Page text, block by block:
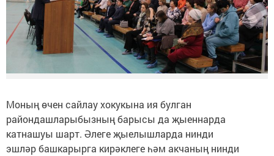
Моның өчен сайлау хокукына ия булган
райондашларыбызның барысы да җыеннарда
катнашуы шарт. Әлеге җыелышларда нинди
эшләр башкарырга кирәклеге һәм акчаның нинди